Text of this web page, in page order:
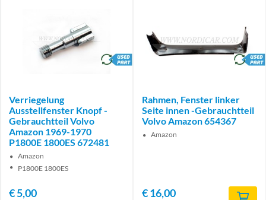
brand
Verriegelung
Ausstellfenster Knopf -
Gebrauchtteil Volvo
Amazon 1969-1970
P1800E 1800ES 672481
Amazon
P1800E 1800ES
€5,00
brand
Rahmen, Fenster linker
Seite innen -Gebrauchtteil
Volvo Amazon 654367
Amazon
€16,00